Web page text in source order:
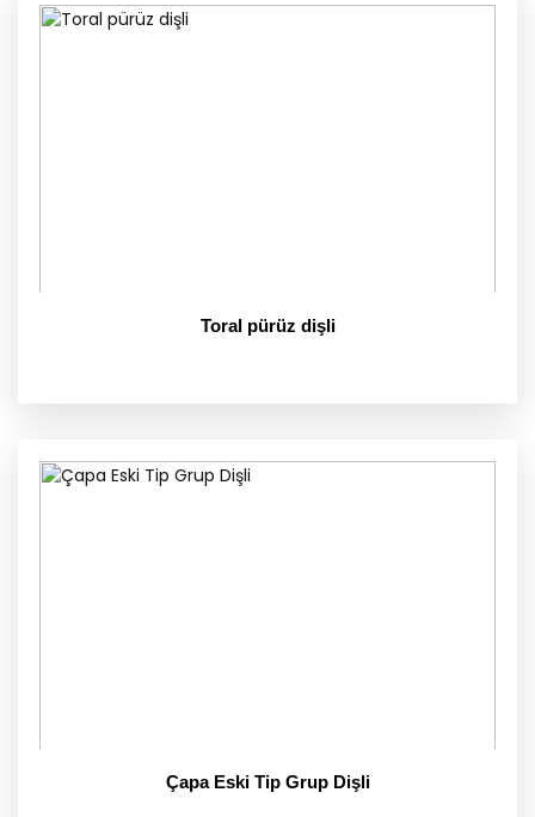
Toral pürüz dişli
Çapa Eski Tip Grup Dişli